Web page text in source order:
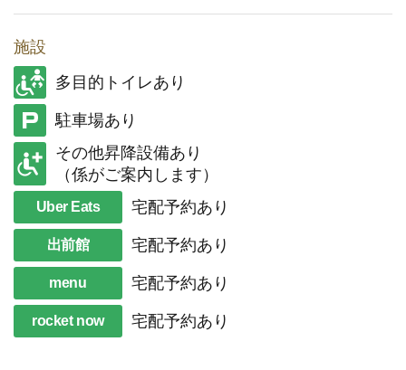
施設
多目的トイレあり
駐車場あり
その他昇降設備あり
（係がご案内します）
Uber Eats 宅配予約あり
出前館 宅配予約あり
menu 宅配予約あり
rocket now 宅配予約あり